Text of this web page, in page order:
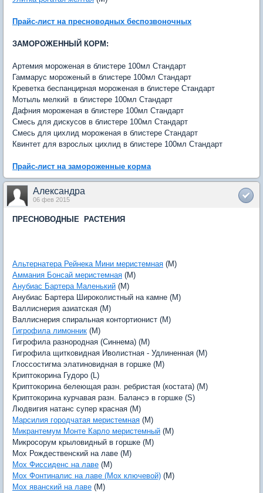
Прайс-лист на пресноводных беспозвоночных
ЗАМОРОЖЕННЫЙ КОРМ:
Артемия мороженая в блистере 100мл Стандарт
Гаммарус мороженый в блистере 100мл Стандарт
Креветка беспанцирная мороженая в блистере Стандарт
Мотыль мелкий в блистере 100мл Стандарт
Дафния мороженая в блистере 100мл Стандарт
Смесь для дискусов в блистере 100мл Стандарт
Смесь для цихлид мороженая в блистере Стандарт
Квинтет для взрослых цихлид в блистере 100мл Стандарт
Прайс-лист на замороженные корма
Александра
06 фев 2015
ПРЕСНОВОДНЫЕ РАСТЕНИЯ
Альтернатера Рейнека Мини меристемная (M)
Аммания Бонсай меристемная (M)
Анубиас Бартера Маленький (M)
Анубиас Бартера Широколистный на камне (M)
Валлиснерия азиатская (M)
Валлиснерия спиральная контортионист (M)
Гигрофила лимонник (M)
Гигрофила разнородная (Синнема) (M)
Гигрофила щитковидная Иволистная - Удлиненная (M)
Глоссостигма элатиновидная в горшке (M)
Криптокорина Гудоро (L)
Криптокорина белеющая разн. ребристая (костата) (M)
Криптокорина курчавая разн. Балансэ в горшке (S)
Людвигия натанс супер красная (M)
Марсилия городчатая меристемная (M)
Микрантемум Монте Карло меристемный (M)
Микросорум крыловидный в горшке (M)
Мох Рождественский на лаве (M)
Мох Фиссиденс на лаве (M)
Мох Фонтиналис на лаве (Мох ключевой) (M)
Мох яванский на лаве (M)